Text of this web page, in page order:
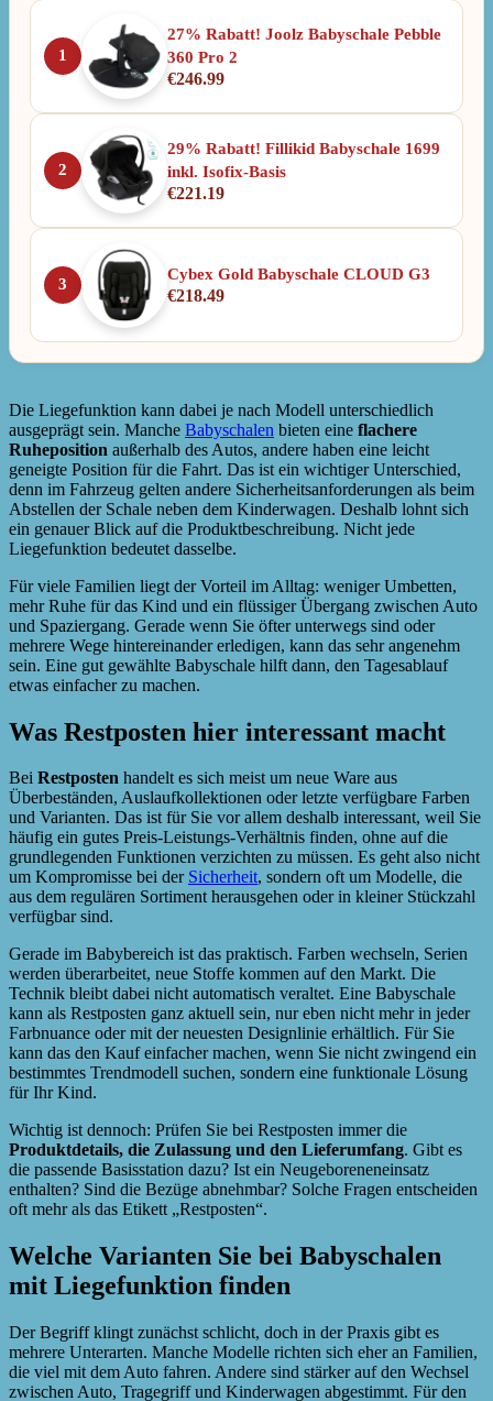
1
27% Rabatt! Joolz Babyschale Pebble
360 Pro 2
€246.99
2
29% Rabatt! Fillikid Babyschale 1699
inkl. Isofix-Basis
€221.19
3
Cybex Gold Babyschale CLOUD G3
€218.49
Die Liegefunktion kann dabei je nach Modell unterschiedlich
ausgeprägt sein. Manche Babyschalen bieten eine flachere
Ruheposition außerhalb des Autos, andere haben eine leicht
geneigte Position für die Fahrt. Das ist ein wichtiger Unterschied,
denn im Fahrzeug gelten andere Sicherheitsanforderungen als beim
Abstellen der Schale neben dem Kinderwagen. Deshalb lohnt sich
ein genauer Blick auf die Produktbeschreibung. Nicht jede
Liegefunktion bedeutet dasselbe.
Für viele Familien liegt der Vorteil im Alltag: weniger Umbetten,
mehr Ruhe für das Kind und ein flüssiger Übergang zwischen Auto
und Spaziergang. Gerade wenn Sie öfter unterwegs sind oder
mehrere Wege hintereinander erledigen, kann das sehr angenehm
sein. Eine gut gewählte Babyschale hilft dann, den Tagesablauf
etwas einfacher zu machen.
Was Restposten hier interessant macht
Bei Restposten handelt es sich meist um neue Ware aus
Überbeständen, Auslaufkollektionen oder letzte verfügbare Farben
und Varianten. Das ist für Sie vor allem deshalb interessant, weil Sie
häufig ein gutes Preis-Leistungs-Verhältnis finden, ohne auf die
grundlegenden Funktionen verzichten zu müssen. Es geht also nicht
um Kompromisse bei der Sicherheit, sondern oft um Modelle, die
aus dem regulären Sortiment herausgehen oder in kleiner Stückzahl
verfügbar sind.
Gerade im Babybereich ist das praktisch. Farben wechseln, Serien
werden überarbeitet, neue Stoffe kommen auf den Markt. Die
Technik bleibt dabei nicht automatisch veraltet. Eine Babyschale
kann als Restposten ganz aktuell sein, nur eben nicht mehr in jeder
Farbnuance oder mit der neuesten Designlinie erhältlich. Für Sie
kann das den Kauf einfacher machen, wenn Sie nicht zwingend ein
bestimmtes Trendmodell suchen, sondern eine funktionale Lösung
für Ihr Kind.
Wichtig ist dennoch: Prüfen Sie bei Restposten immer die
Produktdetails, die Zulassung und den Lieferumfang. Gibt es
die passende Basisstation dazu? Ist ein Neugeboreneneinsatz
enthalten? Sind die Bezüge abnehmbar? Solche Fragen entscheiden
oft mehr als das Etikett „Restposten“.
Welche Varianten Sie bei Babyschalen
mit Liegefunktion finden
Der Begriff klingt zunächst schlicht, doch in der Praxis gibt es
mehrere Unterarten. Manche Modelle richten sich eher an Familien,
die viel mit dem Auto fahren. Andere sind stärker auf den Wechsel
zwischen Auto, Tragegriff und Kinderwagen abgestimmt. Für den